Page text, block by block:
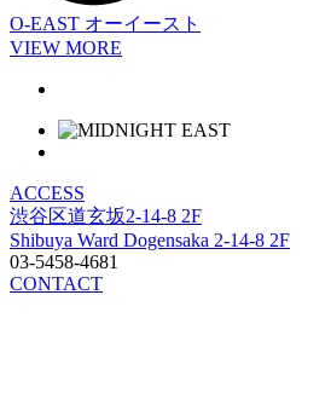
O-EAST オーイースト
VIEW MORE
ACCESS
渋谷区道玄坂2-14-8 2F
Shibuya Ward Dogensaka 2-14-8 2F
03-5458-4681
CONTACT